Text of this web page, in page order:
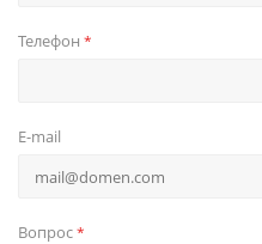
Телефон *
E-mail
Вопрос*